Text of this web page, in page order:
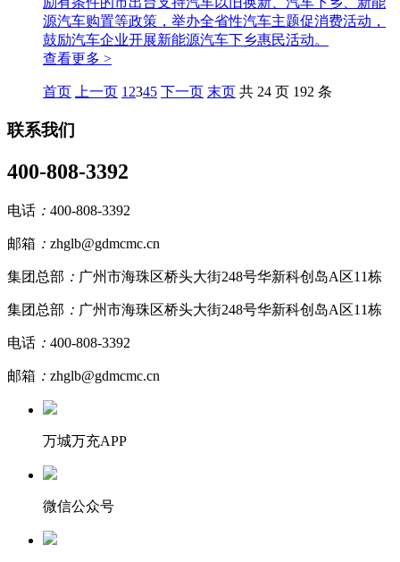
源汽车购置等政策，举办全省性汽车主题促消费活动，
鼓励汽车企业开展新能源汽车下乡惠民活动。
查看更多 >
首页 上一页 1 2345 下一页 末页 共 24 页 192 条
联系我们
400-808-3392
电话 ： 400-808-3392
邮箱 ： zhglb@gdmcmc.cn
集团总部 ： 广州市海珠区桥头大街248号华新科创岛A区11栋
集团总部 ： 广州市海珠区桥头大街248号华新科创岛A区11栋
电话 ： 400-808-3392
邮箱 ： zhglb@gdmcmc.cn
万城万充APP
微信公众号